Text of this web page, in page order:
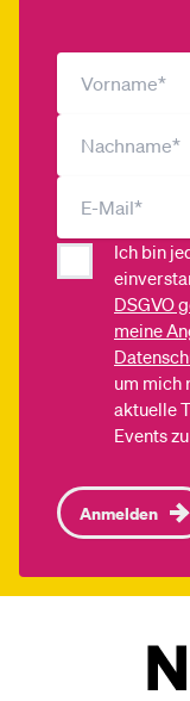
Ich bin
DSGVO
meine
um mich
aktuelle
Events
Anmelden